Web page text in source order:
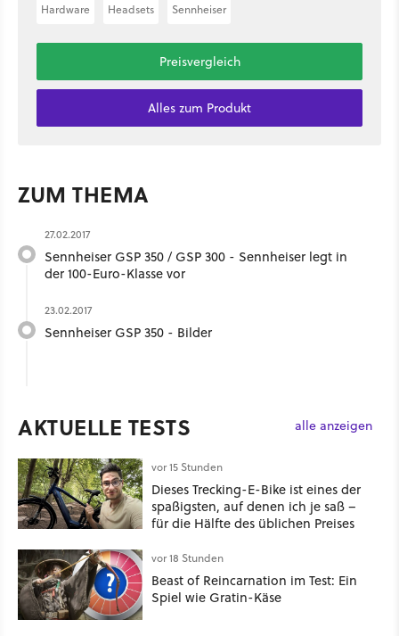
Hardware Headsets Sennheiser
Preisvergleich
Alles zum Produkt
ZUM THEMA
27.02.2017
Sennheiser GSP 350 / GSP 300 - Sennheiser legt in
der 100-Euro-Klasse vor
23.02.2017
Sennheiser GSP 350 - Bilder
AKTUELLE TESTS alle anzeigen
vor 15 Stunden
Dieses Trecking-E-Bike ist eines der
spaßigsten, auf denen ich je saß –
für die Hälfte des üblichen Preises
vor 18 Stunden
Beast of Reincarnation im Test: Ein
Spiel wie Gratin-Käse